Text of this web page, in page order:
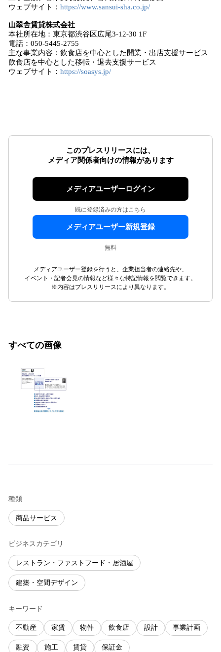
ウェブサイト： https://www.sansui-sha.co.jp/
山翠舎賃貸株式会社
本社所在地：東京都渋谷区広尾3-12-30 1F
電話：050-5445-2755
主な事業内容：飲食店を中心とした開業・出店支援サービス
飲食店を中心とした移転・退去支援サービス
ウェブサイト： https://soasys.jp/
このプレスリリースには、
メディア関係者向けの情報があります
メディアユーザーログイン
既に登録済みの方はこちら
メディアユーザー新規登録
無料
メディアユーザー登録を行うと、企業担当者の連絡先や、
イベント・記者会見の情報など様々な特記情報を閲覧できます。
※内容はプレスリリースにより異なります。
すべての画像
種類
商品サービス
ビジネスカテゴリ
レストラン・ファストフード・居酒屋
建築・空間デザイン
キーワード
不動産 家賃 物件 飲食店 設計 事業計画
融資 施工 賃貸 保証金